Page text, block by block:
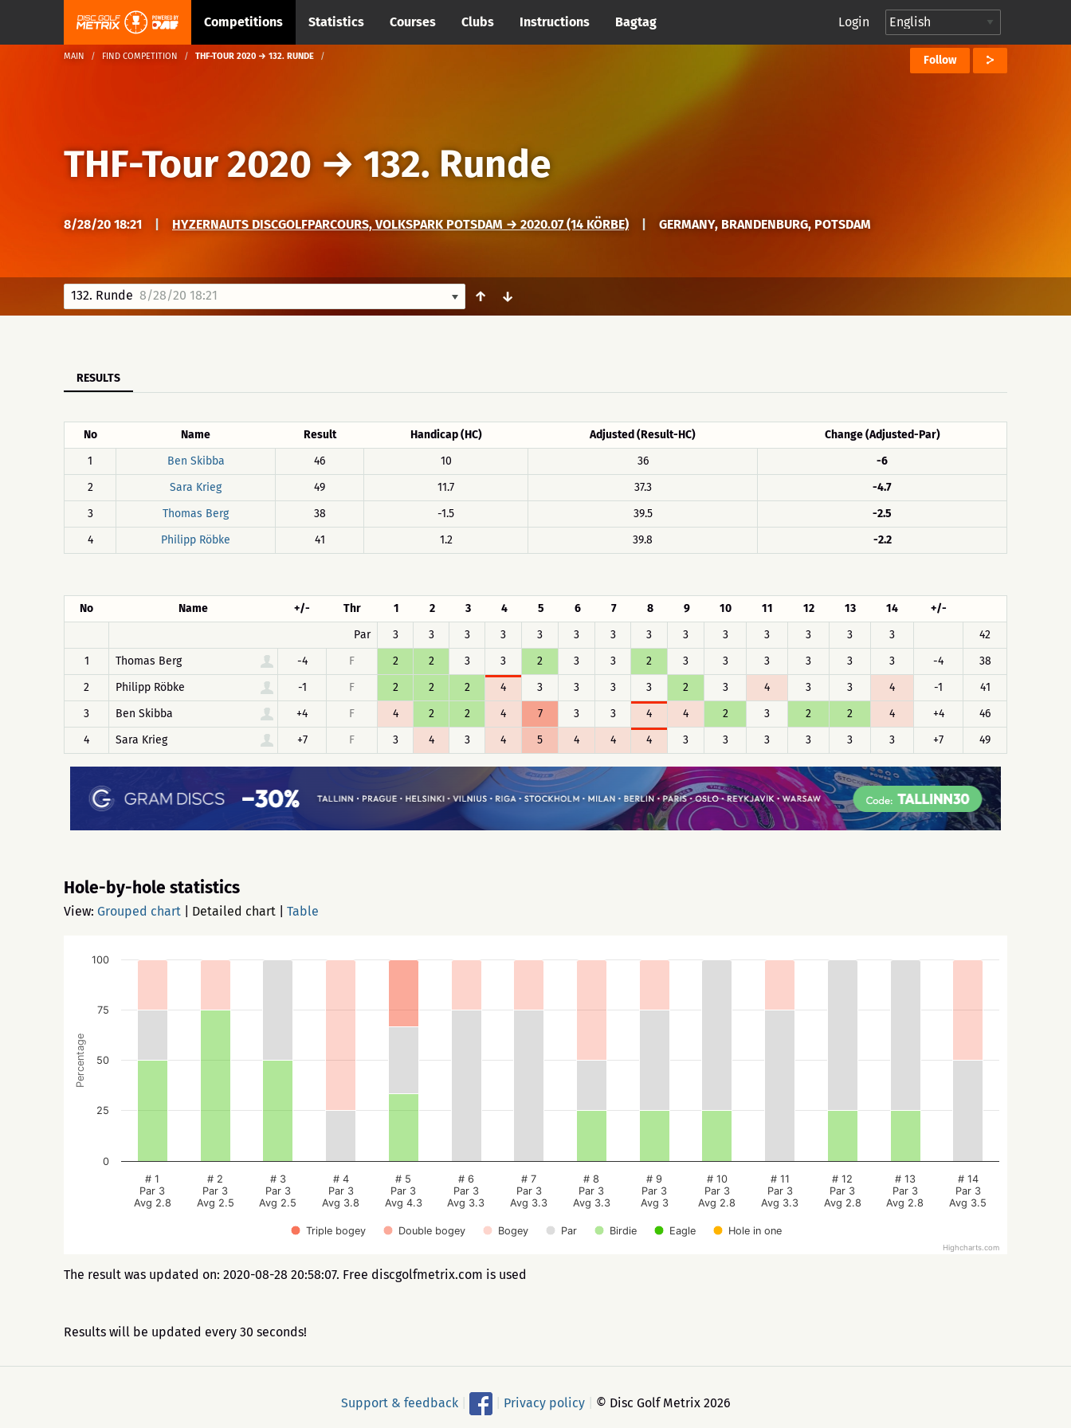
Competitions Statistics Courses Clubs Instructions Bagtag Login
MAIN FIND COMPETITION THF-TOUR 2020 → 132. RUNDE Follow
THF-Tour 2020→ 132. Runde
8/28/20 18:21 HYZERNAUTS DISCGOLFPARCOURS, VOLKSPARK POTSDAM → 2020.07 (14 KÖRBE) GERMANY, BRANDENBURG, POTSDAM
132. Runde 8/28/20 18:21 ↑ ↓
RESULTS
No Name Result Handicap (HC) Adjusted (Result-HC)
Change (Adjusted-Par)
1
Ben Skibba 46 10 36
-6
2
Sara Krieg 49 11.7 37.3
-4.7
3
Thomas Berg 38 -1.5 39.5
-2.5
4
Philipp Röbke 41 1.2 39.8 -2.2
No Name +/- Thr 1 2 3 4 5 6 7 8 9 10 11 12 13 14
+/-
Par
3 3 3 3 3 3 3 3 3 3 3 3 3 3
42
1
Thomas Berg -4 F 2 2 3 3 2 3 3 2 3 3 3 3 3 3 -4
38
2
Philipp Röbke -1 F 2 2 2 4 3 3 3 3 2 3 4 3 3 4 -1
41
3
Ben Skibba +4 F 4 2 2 4 7 3 3 4 4 2 3 2 2 4 +4
46
4
Sara Krieg +7 F 3 4 3 4 5 4 4 4 3 3 3 3 3 3 +7 49
Hole-by-hole statistics
View: Grouped chart Detailed chart Table
Percentage
Triple bogey Double bogey Bogey Par Birdie Eagle Hole in one
# 1
Par 3
Avg 2.8
# 2
Par 3
Avg 2.5
# 3
Par 3
Avg 2.5
# 4
Par 3
Avg 3.8
# 5
Par 3
Avg 4.3
# 6
Par 3
Avg 3.3
# 7
Par 3
Avg 3.3
# 8
Par 3
Avg 3.3
# 9
Par 3
Avg 3
# 10
Par 3
Avg 2.8
# 11
Par 3
Avg 3.3
# 12
Par 3
Avg 2.8
# 13
Par 3
Avg 2.8
# 14
Par 3
Avg 3.5
0
25
50
75
100
Highcharts.com
The result was updated on: 2020-08-28 20:58:07. Free discgolfmetrix.com is used
Results will be updated every 30 seconds!
Support & feedback Privacy policy © Disc Golf Metrix 2026